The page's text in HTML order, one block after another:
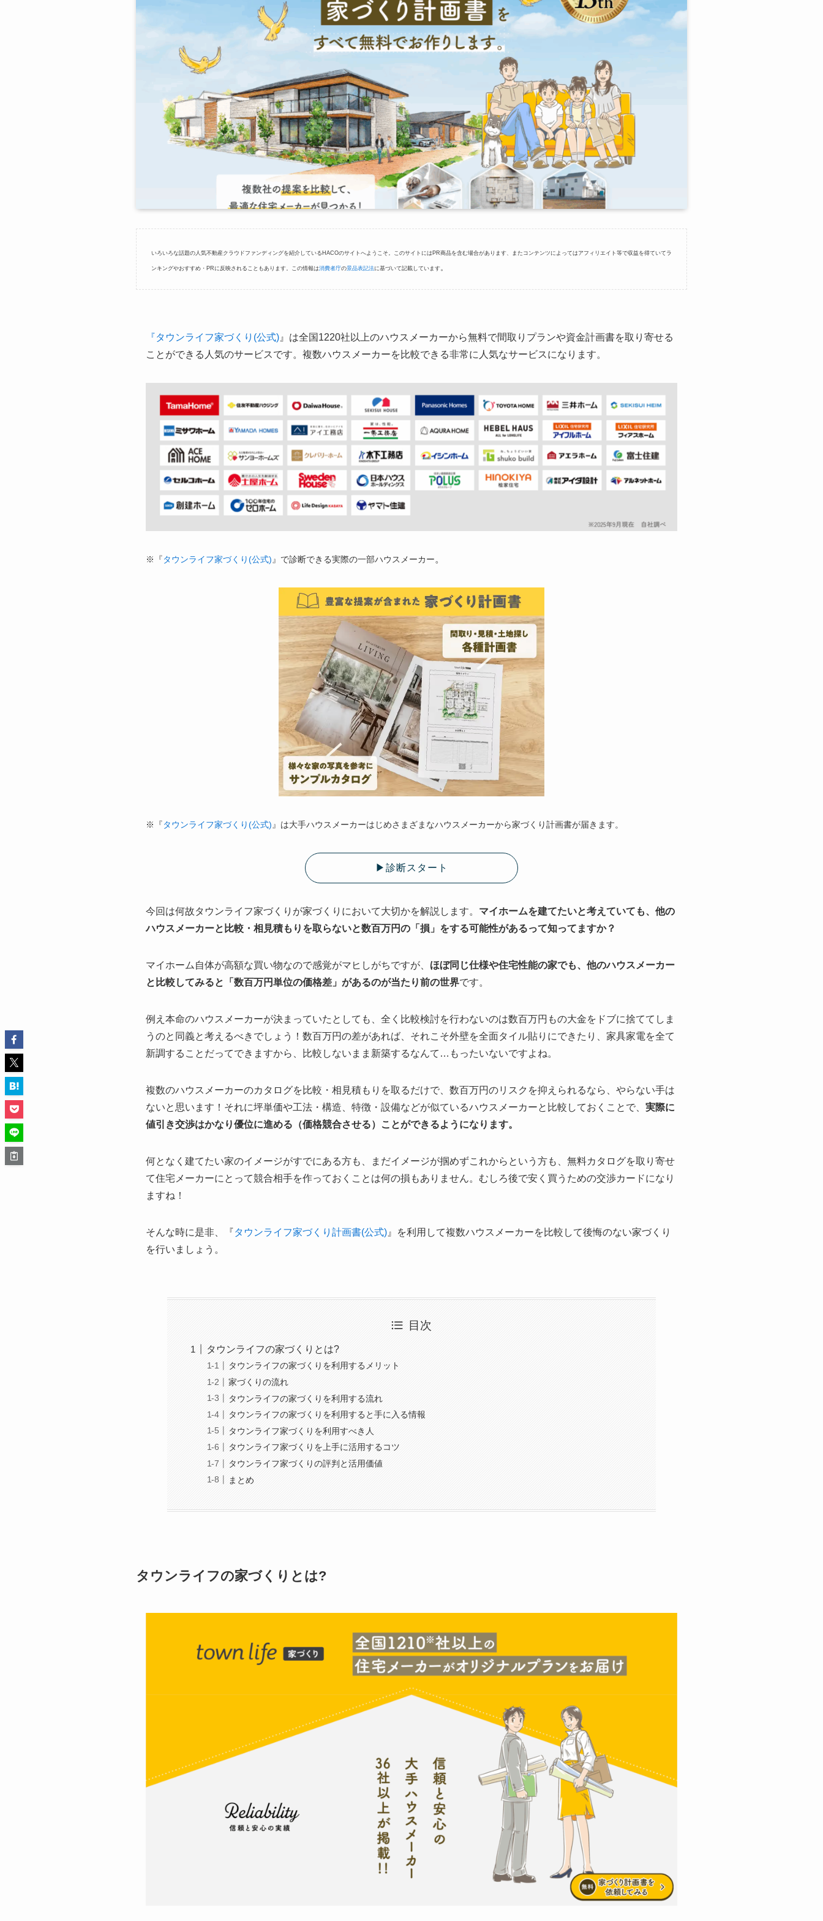
いろいろな話題の人気不動産クラウドファンディングを紹介しているHACOのサイトへようこそ。このサイトにはPR商品を含む場合があります、またコンテンツによってはアフィリエイト等で収益を得ていてラ
ンキングやおすすめ・PRに反映されることもあります。この情報は消費者庁の景品表記法に基づいて記載しています。
『タウンライフ家づくり(公式) 』は全国1220社以上のハウスメーカーから無料で間取りプランや資金計画書を取り寄せる
ことができる人気のサービスです。複数ハウスメーカーを比較できる非常に人気なサービスになります。
※『タウンライフ家づくり(公式)』で診断できる実際の一部ハウスメーカー。
※『タウンライフ家づくり(公式) 』は大手ハウスメーカーはじめさまざまなハウスメーカーから家づくり計画書が届きます。
▶︎診断スタート
今回は何故タウンライフ家づくりが家づくりにおいて大切かを解説します。 マイホームを建てたいと考えていても、他の
ハウスメーカーと比較・相見積もりを取らないと数百万円の「損」をする可能性があるって知ってますか？
マイホーム自体が高額な買い物なので感覚がマヒしがちですが、 ほぼ同じ仕様や住宅性能の家でも、他のハウスメーカー
と比較してみると「数百万円単位の価格差」があるのが当たり前の世界です。
例え本命のハウスメーカーが決まっていたとしても、全く比較検討を行わないのは数百万円もの大金をドブに捨ててしま
うのと同義と考えるべきでしょう！数百万円の差があれば、それこそ外壁を全面タイル貼りにできたり、家具家電を全て
新調することだってできますから、比較しないまま新築するなんて…もったいないですよね。
複数のハウスメーカーのカタログを比較・相見積もりを取るだけで、数百万円のリスクを抑えられるなら、やらない手は
ないと思います！それに坪単価や工法・構造、特徴・設備などが似ているハウスメーカーと比較しておくことで、 実際に
値引き交渉はかなり優位に進める（価格競合させる）ことができるようになります。
何となく建てたい家のイメージがすでにある方も、まだイメージが掴めずこれからという方も、無料カタログを取り寄せ
て住宅メーカーにとって競合相手を作っておくことは何の損もありません。むしろ後で安く買うための交渉カードになり
ますね！
そんな時に是非、『タウンライフ家づくり計画書(公式) 』を利用して複数ハウスメーカーを比較して後悔のない家づくり
を行いましょう。
目次
タウンライフの家づくりとは?
タウンライフの家づくりを利用するメリット
家づくりの流れ
タウンライフの家づくりを利用する流れ
タウンライフの家づくりを利用すると手に入る情報
タウンライフ家づくりを利用すべき人
タウンライフ家づくりを上手に活用するコツ
タウンライフ家づくりの評判と活用価値
まとめ
タウンライフの家づくりとは?